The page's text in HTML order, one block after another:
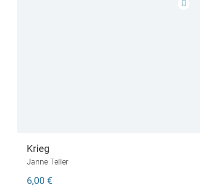
Krieg
Janne Teller
6,00 €